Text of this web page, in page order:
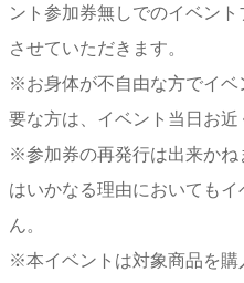
ント参加券無しでのイベン
させていただきます。
※お身体が不自由な方でイ
要な方は、イベント当日お近
※参加券の再発行は出来か
はいかなる理由においても
ん。
※本イベントは対象商品を購